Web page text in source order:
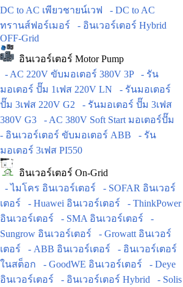
DC to AC เพียวชายน์เวฟ
- DC to AC
ทรานส์ฟอร์เมอร์
- อินเวอร์เตอร์ Hybrid
OFF-Grid
อินเวอร์เตอร์ Motor Pump
- AC 220V ขับมอเตอร์ 380V 3P
- รัน
มอเตอร์ ปั๊ม 1เฟส 220V LN
- รันมอเตอร์
ปั๊ม 3เฟส 220V G2
- รันมอเตอร์ ปั๊ม 3เฟส
380V G3
- AC 380V Soft Start มอเตอร์ปั๊ม
- อินเวอร์เตอร์ ขับมอเตอร์ ABB
- รัน
มอเตอร์ 3เฟส PI550
อินเวอร์เตอร์ On-Grid
- ไมโคร อินเวอร์เตอร์
- SOFAR อินเวอร์
เตอร์
- Huawei อินเวอร์เตอร์
- ThinkPower
อินเวอร์เตอร์
- SMA อินเวอร์เตอร์
-
Sungrow อินเวอร์เตอร์
- Growatt อินเวอร์
เตอร์
- ABB อินเวอร์เตอร์
- อินเวอร์เตอร์
ในสต็อก
- GoodWE อินเวอร์เตอร์
- Deye
อินเวอร์เตอร์
- อินเวอร์เตอร์ Hybrid
- Solis